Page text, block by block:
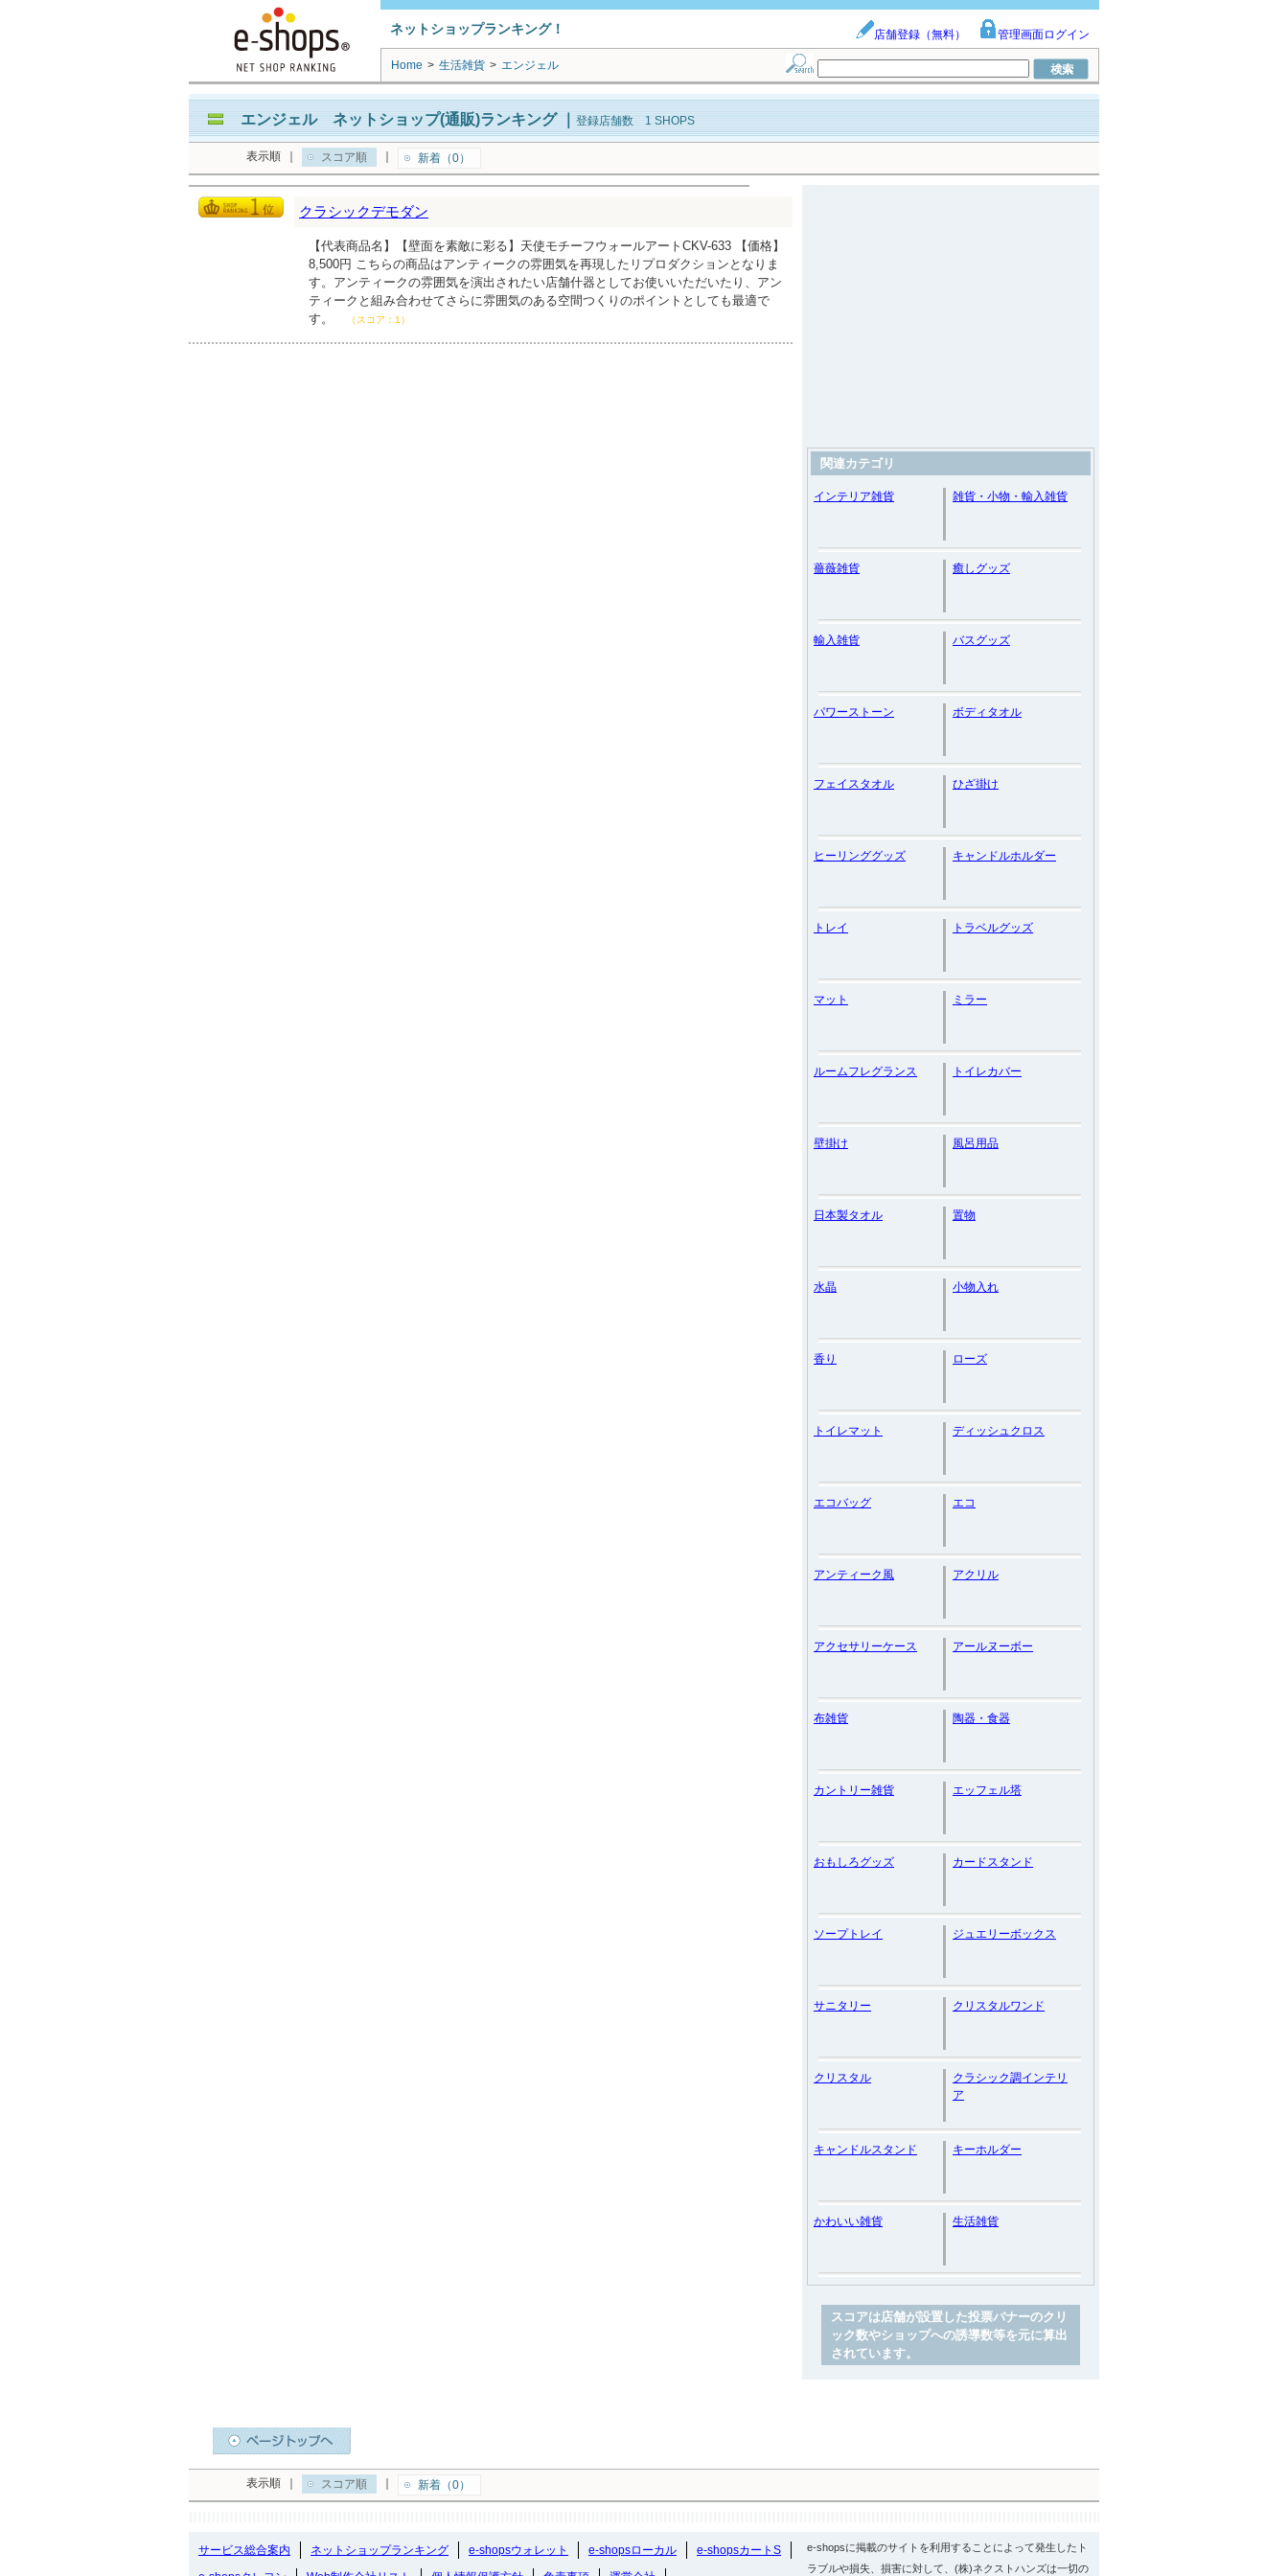
ネットショップランキング！ 店舗登録（無料） 管理画面ログイン
Home > 生活雑貨 > エンジェル
エンジェル ネットショップ(通販)ランキング｜ 登録店舗数 1 SHOPS
表示順 スコア順 新着（0）
クラシックデモダン
【代表商品名】【壁面を素敵に彩る】天使モチーフウォールアートCKV-633 【価格】
8,500円 こちらの商品はアンティークの雰囲気を再現したリプロダクションとなりま
す。アンティークの雰囲気を演出されたい店舗什器としてお使いいただいたり、アン
ティークと組み合わせてさらに雰囲気のある空間つくりのポイントとしても最適で
す。
（スコア：1）
関連カテゴリ
インテリア雑貨 雑貨・小物・輸入雑貨
薔薇雑貨 癒しグッズ
輸入雑貨 バスグッズ
パワーストーン ボディタオル
フェイスタオル ひざ掛け
ヒーリンググッズ キャンドルホルダー
トレイ トラベルグッズ
マット ミラー
ルームフレグランス トイレカバー
壁掛け 風呂用品
日本製タオル 置物
水晶 小物入れ
香り ローズ
トイレマット ディッシュクロス
エコバッグ エコ
アンティーク風 アクリル
アクセサリーケース アールヌーボー
布雑貨 陶器・食器
カントリー雑貨 エッフェル塔
おもしろグッズ カードスタンド
ソープトレイ ジュエリーボックス
サニタリー クリスタルワンド
クリスタル
クラシック調インテリ
ア
キャンドルスタンド キーホルダー
かわいい雑貨 生活雑貨
スコアは店舗が設置した投票バナーのクリ
ック数やショップへの誘導数等を元に算出
されています。
表示順 スコア順 新着（0）
サービス総合案内 ネットショップランキング e-shopsウォレット e-shopsローカル
e-shopsカートS
e-shopsに掲載のサイトを利用することによって発生したト
ラブルや損失、損害に対して、(株)ネクストハンズは一切の